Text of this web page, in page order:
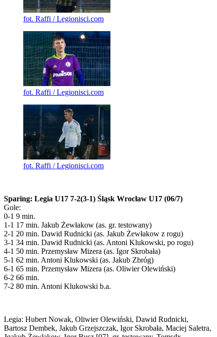
fot. Raffi / Legionisci.com
fot. Raffi / Legionisci.com
fot. Raffi / Legionisci.com
Sparing: Legia U17 7-2(3-1) Śląsk Wrocław U17 (06/7)
Gole:
0-1 9 min.
1-1 17 min. Jakub Żewłakow (as. gr. testowany)
2-1 20 min. Dawid Rudnicki (as. Jakub Żewłakow z rogu)
3-1 34 min. Dawid Rudnicki (as. Antoni Klukowski, po rogu)
4-1 50 min. Przemysław Mizera (as. Igor Skrobała)
5-1 62 min. Antoni Klukowski (as. Jakub Zbróg)
6-1 65 min. Przemysław Mizera (as. Oliwier Olewiński)
6-2 66 min.
7-2 80 min. Antoni Klukowski b.a.
Legia: Hubert Nowak, Oliwier Olewiński, Dawid Rudnicki,
Bartosz Dembek, Jakub Grzejszczak, Igor Skrobała, Maciej Saletra,